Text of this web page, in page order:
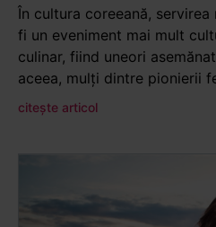
În cultura coreeană,
fi un eveniment mai mult
culinar, fiind uneori
aceea, mulți dintre pionierii
citește articol